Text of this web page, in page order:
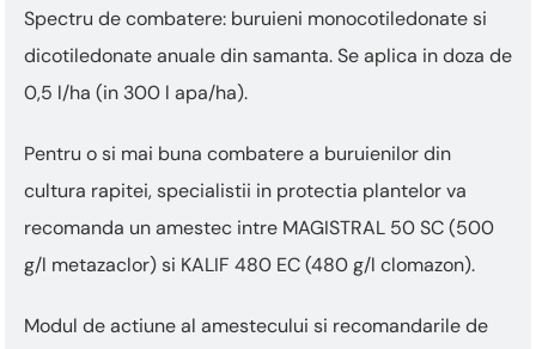
Spectru de combatere: buruieni monocotiledonate si
dicotiledonate anuale din samanta. Se aplica in doza de
0,5 l/ha (in 300 l apa/ha).
Pentru o si mai buna combatere a buruienilor din
cultura rapitei, specialistii in protectia plantelor va
recomanda un amestec intre MAGISTRAL 50 SC (500
g/l metazaclor) si KALIF 480 EC (480 g/l clomazon).
Modul de actiune al amestecului si recomandarile de